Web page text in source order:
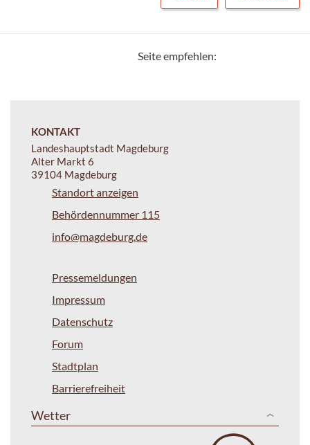
Seite empfehlen:
KONTAKT
Landeshauptstadt Magdeburg
Alter Markt 6
39104 Magdeburg
Standort anzeigen
Behördennummer 115
info@magdeburg.de
Pressemeldungen
Impressum
Datenschutz
Forum
Stadtplan
Barrierefreiheit
Wetter